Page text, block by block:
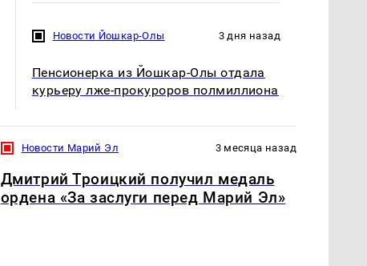
Новости Йошкар-Олы 3 дня назад
Пенсионерка из Йошкар-Олы отдала
курьеру лже-прокуроров полмиллиона
Новости Марий Эл 3 месяца назад
Дмитрий Троицкий получил медаль
ордена «За заслуги перед Марий Эл»